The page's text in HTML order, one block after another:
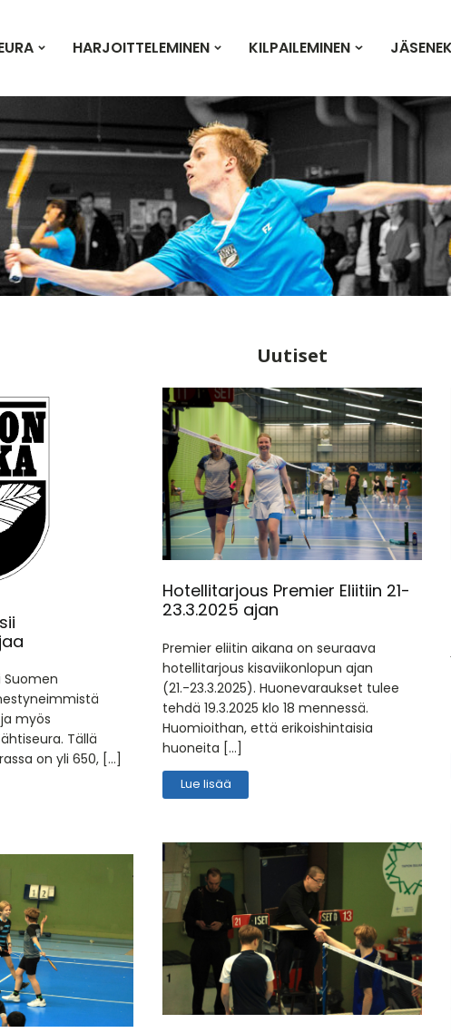
HARJOITTELEMINEN KILPAILEMINEN
Uutiset
Suomen
myös
Tällä
on yli 650, […]
Hotellitarjous Premier Eliitiin 21-
23.3.2025 ajan
Premier eliitin aikana on seuraava
hotellitarjous kisaviikonlopun ajan
(21.-23.3.2025). Huonevaraukset tulee
tehdä 19.3.2025 klo 18 mennessä.
Huomioithan, että erikoishintaisia
huoneita […]
Lue lisää